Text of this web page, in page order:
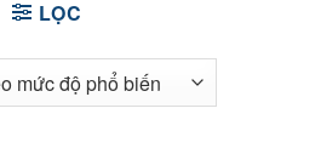
LỌC